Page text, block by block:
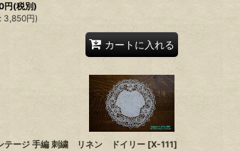
円(税別)
: 3,850円)
カートに入れる
テージ 手編 刺繍 リネン ドイリー [X-111]